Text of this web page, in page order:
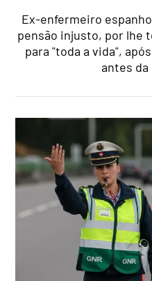
Ex-enfermeiro
pensão injusto, por lhe
para "toda a vida",
antes da